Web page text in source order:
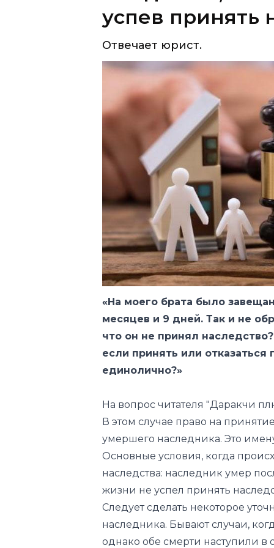
«На моего брата было
месяцев и 9 дней. Так и не
что он не принял
если принять или
единолично?»
На вопрос читателя "Даракчи
В этом случае право на
Основные условия, когда
наследства: наследник умер
жизни не успел принять
Следует сделать некоторое
наследника. Бывают случаи,
однако обе смерти наступили
несколькими часами позже
трансмиссии не будет,
в течение одних суток, они